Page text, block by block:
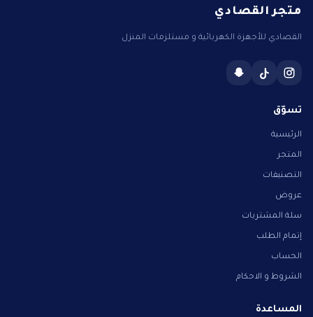
متجر القصادي
القصادي للأجهزة الكهربائية و مستلزمات المنزل
تسوّق
الرئيسية
المتجر
التصنيفات
عروض
سلة المشتريات
إتمام الطلب
الحساب
الشروط و الاحكام
المساعدة